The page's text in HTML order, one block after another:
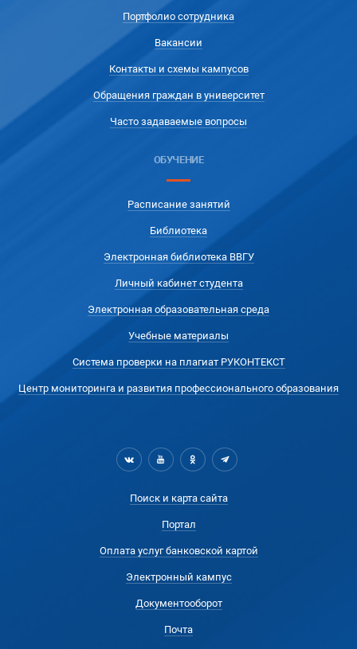
Портфолио сотрудника
Вакансии
Контакты и схемы кампусов
Обращения граждан в университет
Часто задаваемые вопросы
ОБУЧЕНИЕ
Расписание занятий
Библиотека
Электронная библиотека ВВГУ
Личный кабинет студента
Электронная образовательная среда
Учебные материалы
Система проверки на плагиат РУКОНТЕКСТ
Центр мониторинга и развития профессионального образования
Поиск и карта сайта
Портал
Оплата услуг банковской картой
Электронный кампус
Документооборот
Почта